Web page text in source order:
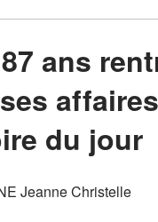
ans
du jour
Jeanne Christelle